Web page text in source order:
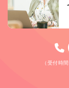
（受付時